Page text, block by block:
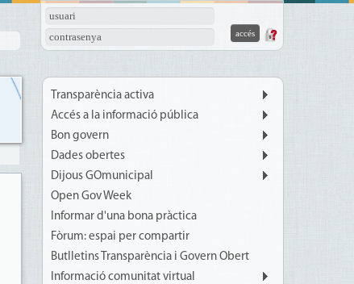
usuari
contrasenya
Transparència activa
Accés a la informació pública
Bon govern
Dades obertes
Dijous GOmunicipal
Open Gov Week
Informar d'una bona pràctica
Fòrum: espai per compartir
Butlletins Transparència i Govern Obert
Informació comunitat virtual